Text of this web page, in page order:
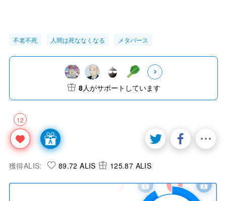
不老不死 人間は死ななくなる メタバース
12
8人がサポートしています
獲得ALIS: 89.72 ALIS 125.87 ALIS